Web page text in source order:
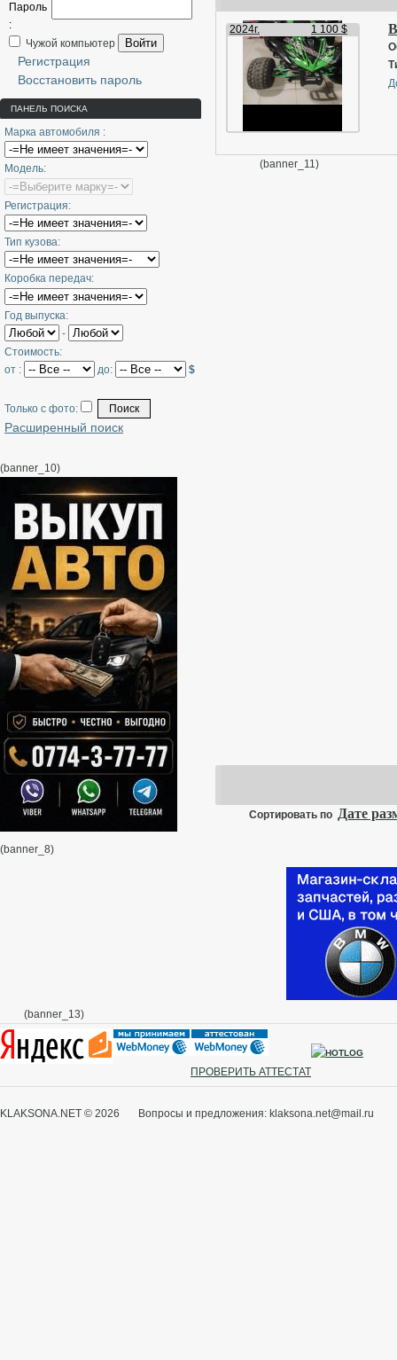
Пароль
:
Чужой компьютер
Войти
Регистрация
Восстановить пароль
ПАНЕЛЬ ПОИСКА
Марка автомобиля :
Модель:
Регистрация:
Тип кузова:
Коробка передач:
Год выпуска:
-
Стоимость:
от :
до: $
Только с фото:
Расширенный поиск
(banner_10)
(banner_8)
2024г. 1 100 $
(banner_11)
Сортировать по Дате
(banner_13)
ПРОВЕРИТЬ АТТЕСТАТ
KLAKSONA.NET © 2026 Вопросы и предложения: klaksona.net@mail.ru